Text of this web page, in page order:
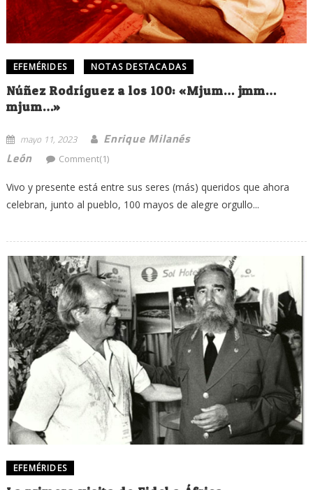
EFEMÉRIDES NOTAS DESTACADAS
Núñez Rodríguez a los 100: «Mjum… jmm…
mjum…»
mayo 11, 2023
Enrique Milanés
León
Comment(1)
Vivo y presente está entre sus seres (más) queridos que ahora
celebran, junto al pueblo, 100 mayos de alegre orgullo...
EFEMÉRIDES